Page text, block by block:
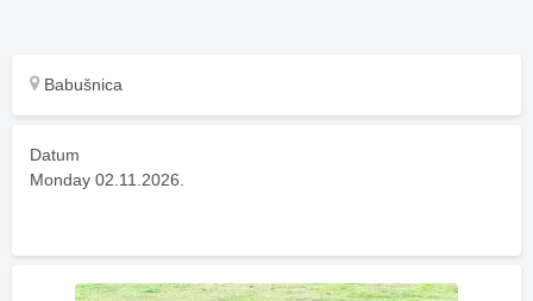
Babušnica
Datum
Monday 02.11.2026.